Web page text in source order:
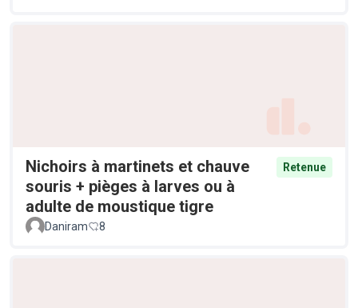
Nichoirs à martinets et chauve
souris + pièges à larves ou à
adulte de moustique tigre
Retenue
Daniram 8